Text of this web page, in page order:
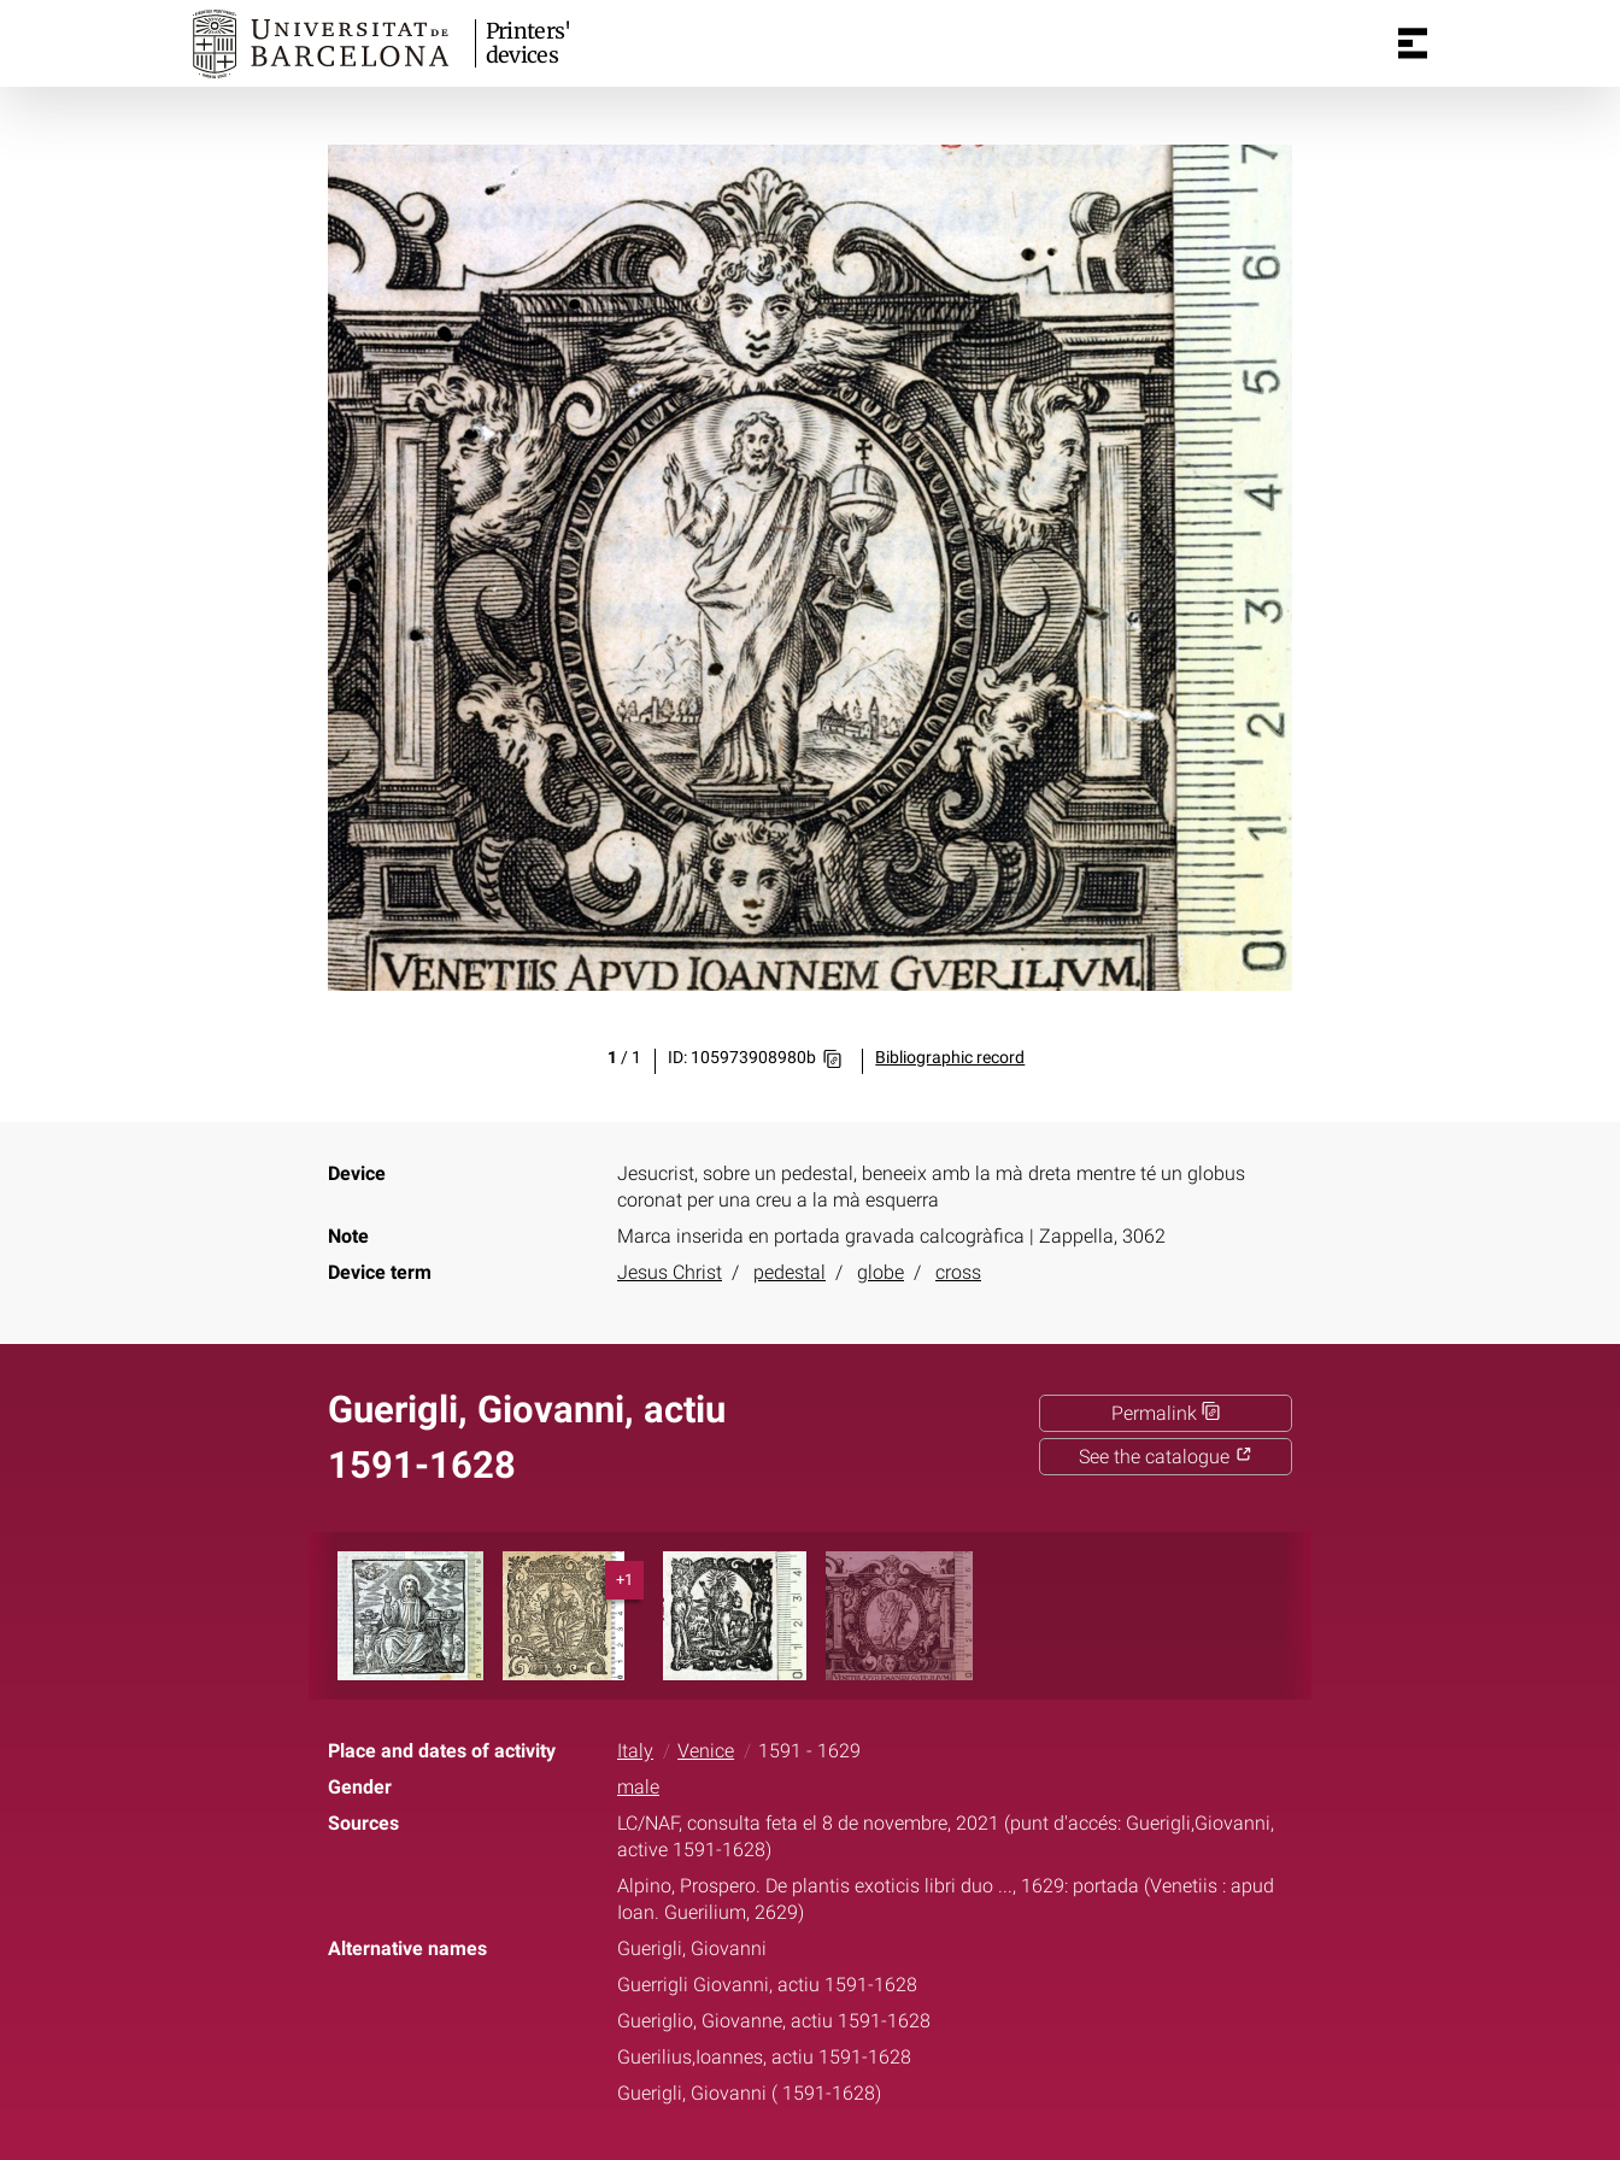
Printers'
devices
1 / 1 ID: 105973908980b Bibliographic record
Device
Jesucrist, sobre un pedestal, beneeix amb la mà dreta mentre té un globus
coronat per una creu a la mà esquerra
Note
Marca inserida en portada gravada calcogràfica | Zappella, 3062
Device term
Jesus Christ pedestal globe cross
Guerigli, Giovanni, actiu
1591-1628
Permalink
See the catalogue
+1
Place and dates of activity Italy Venice
1591 - 1629
Gender
male
Sources
LC/NAF, consulta feta el 8 de novembre, 2021 (punt d'accés: Guerigli,Giovanni,
active 1591-1628)
Alpino, Prospero. De plantis exoticis libri duo ..., 1629: portada (Venetiis : apud
Ioan. Guerilium, 2629)
Alternative names
Guerigli, Giovanni
Guerrigli Giovanni, actiu 1591-1628
Gueriglio, Giovanne, actiu 1591-1628
Guerilius,Ioannes, actiu 1591-1628
Guerigli, Giovanni ( 1591-1628)